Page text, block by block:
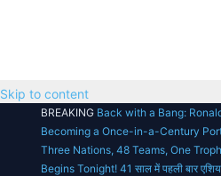
Skip to content
BREAKING Back with a Bang:
Becoming a Once-in-a-Century
Three Nations, 48 Teams, One
Begins Tonight! 41 साल में पहली बार